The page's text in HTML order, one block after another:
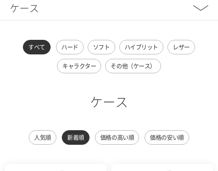
ケース
すべて ハード ソフト ハイブリット レザー
キャラクター その他（ケース）
ケース
人気順 新着順 価格の高い順 価格の安い順